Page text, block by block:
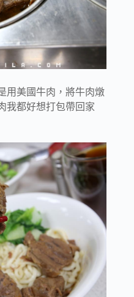
用美國牛肉，將牛肉燉
我都好想打包帶回家